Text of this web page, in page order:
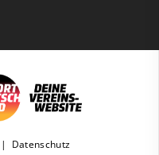
| Datenschutz